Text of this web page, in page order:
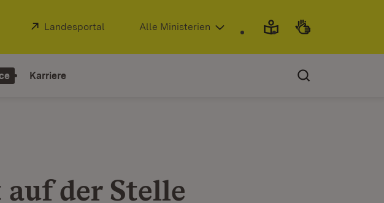
Extern:
Landesportal (Öffnet in neuem Fenster)
Alle Ministerien
Karriere
der Stelle